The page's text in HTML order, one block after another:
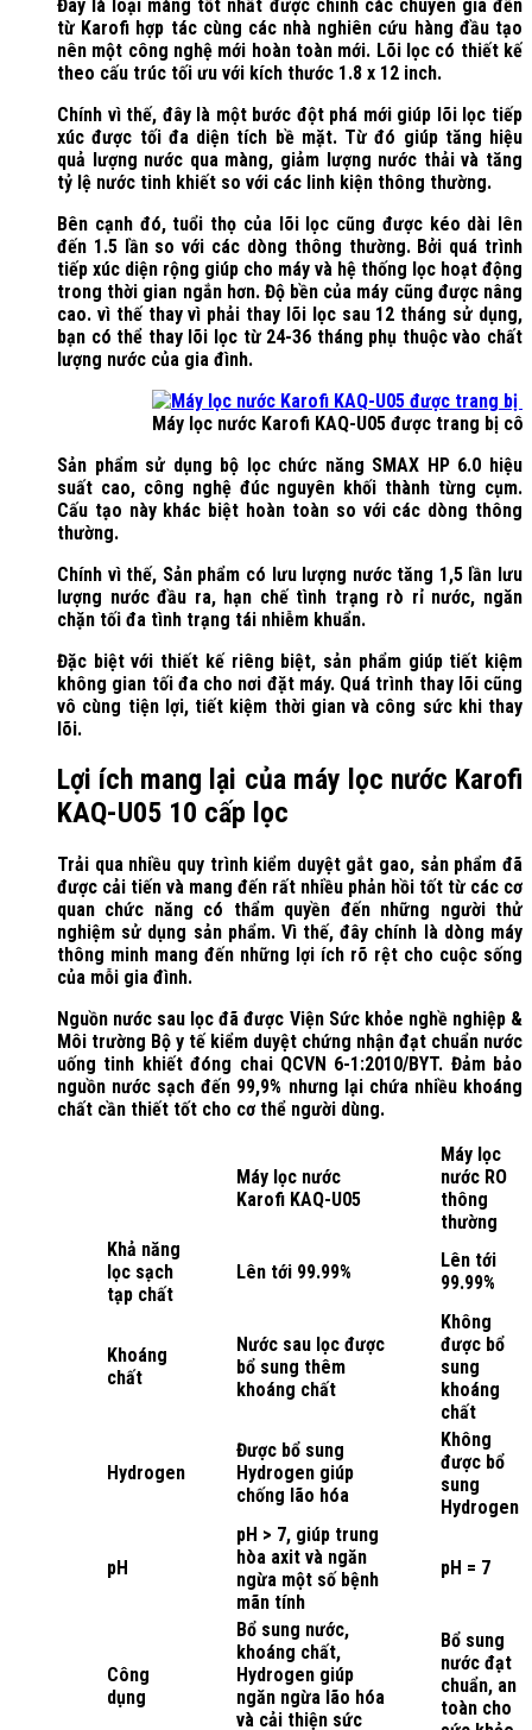
Đây là loại màng tốt nhất được chính các chuyên gia đến
từ Karofi hợp tác cùng các nhà nghiên cứu hàng đầu tạo
nên một công nghệ mới hoàn toàn mới. Lõi lọc có thiết kế
theo cấu trúc tối ưu với kích thước 1.8 x 12 inch.
Chính vì thế, đây là một bước đột phá mới giúp lõi lọc tiếp
xúc được tối đa diện tích bề mặt. Từ đó giúp tăng hiệu
quả lượng nước qua màng, giảm lượng nước thải và tăng
tỷ lệ nước tinh khiết so với các linh kiện thông thường.
Bên cạnh đó, tuổi thọ của lõi lọc cũng được kéo dài lên
đến 1.5 lần so với các dòng thông thường. Bởi quá trình
tiếp xúc diện rộng giúp cho máy và hệ thống lọc hoạt động
trong thời gian ngắn hơn. Độ bền của máy cũng được nâng
cao. vì thế thay vì phải thay lõi lọc sau 12 tháng sử dụng,
bạn có thể thay lõi lọc từ 24-36 tháng phụ thuộc vào chất
lượng nước của gia đình.
Máy lọc nước Karofi KAQ-U05 được trang bị
Sản phẩm sử dụng bộ lọc chức năng SMAX HP 6.0 hiệu
suất cao, công nghệ đúc nguyên khối thành từng cụm.
Cấu tạo này khác biệt hoàn toàn so với các dòng thông
thường.
Chính vì thế, Sản phẩm có lưu lượng nước tăng 1,5 lần lưu
lượng nước đầu ra, hạn chế tình trạng rò rỉ nước, ngăn
chặn tối đa tình trạng tái nhiễm khuẩn.
Đặc biệt với thiết kế riêng biệt, sản phẩm giúp tiết kiệm
không gian tối đa cho nơi đặt máy. Quá trình thay lõi cũng
vô cùng tiện lợi, tiết kiệm thời gian và công sức khi thay
lõi.
Lợi ích mang lại của máy lọc nước Karofi
KAQ-U05 10 cấp lọc
Trải qua nhiều quy trình kiểm duyệt gắt gao, sản phẩm đã
được cải tiến và mang đến rất nhiều phản hồi tốt từ các cơ
quan chức năng có thẩm quyền đến những người thử
nghiệm sử dụng sản phẩm. Vì thế, đây chính là dòng máy
thông minh mang đến những lợi ích rõ rệt cho cuộc sống
của mỗi gia đình.
Nguồn nước sau lọc đã được Viện Sức khỏe nghề nghiệp &
Môi trường Bộ y tế kiểm duyệt chứng nhận đạt chuẩn nước
uống tinh khiết đóng chai QCVN 6-1:2010/BYT. Đảm bảo
nguồn nước sạch đến 99,9% nhưng lại chứa nhiều khoáng
chất cần thiết tốt cho cơ thể người dùng.
Máy lọc nước
Karofi KAQ-U05
Máy lọc
nước RO
thông
thường
Khả năng
lọc sạch
tạp chất
Lên tới 99.99%
Lên tới
99.99%
Khoáng
chất
Nước sau lọc được
bổ sung thêm
khoáng chất
Không
được bổ
sung
khoáng
chất
Hydrogen
Được bổ sung
Hydrogen giúp
chống lão hóa
Không
được bổ
sung
Hydrogen
pH
pH > 7, giúp trung
hòa axit và ngăn
ngừa một số bệnh
mãn tính
pH = 7
Công
dụng
Bổ sung nước,
khoáng chất,
Hydrogen giúp
ngăn ngừa lão hóa
và cải thiện sức
Bổ sung
nước đạt
chuẩn, an
toàn cho